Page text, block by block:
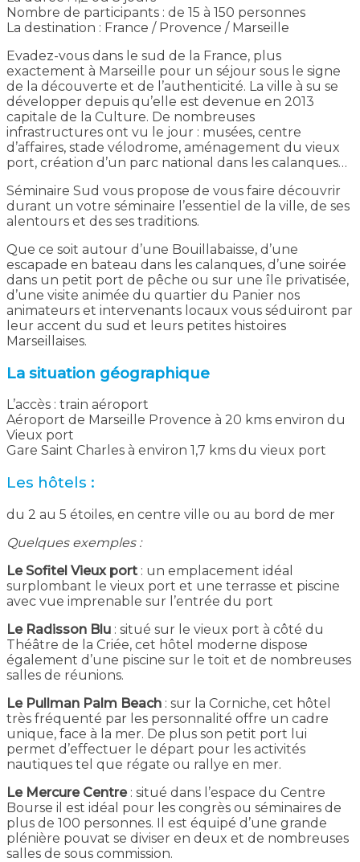
Nombre de participants : de 15 à 150 personnes
La destination : France / Provence / Marseille
Evadez-vous dans le sud de la France, plus
exactement à Marseille pour un séjour sous le signe
de la découverte et de l’authenticité. La ville à su se
développer depuis qu’elle est devenue en 2013
capitale de la Culture. De nombreuses
infrastructures ont vu le jour : musées, centre
d’affaires, stade vélodrome, aménagement du vieux
port, création d’un parc national dans les calanques…
Séminaire Sud vous propose de vous faire découvrir
durant un votre séminaire l’essentiel de la ville, de ses
alentours et des ses traditions.
Que ce soit autour d’une Bouillabaisse, d’une
escapade en bateau dans les calanques, d’une soirée
dans un petit port de pêche ou sur une île privatisée,
d’une visite animée du quartier du Panier nos
animateurs et intervenants locaux vous séduiront par
leur accent du sud et leurs petites histoires
Marseillaises.
La situation géographique
L’accès : train aéroport
Aéroport de Marseille Provence à 20 kms environ du
Vieux port
Gare Saint Charles à environ 1,7 kms du vieux port
Les hôtels :
du 2 au 5 étoiles, en centre ville ou au bord de mer
Quelques exemples :
Le Sofitel Vieux port : un emplacement idéal
surplombant le vieux port et une terrasse et piscine
avec vue imprenable sur l’entrée du port
Le Radisson Blu : situé sur le vieux port à côté du
Théâtre de la Criée, cet hôtel moderne dispose
également d’une piscine sur le toit et de nombreuses
salles de réunions.
Le Pullman Palm Beach : sur la Corniche, cet hôtel
très fréquenté par les personnalité offre un cadre
unique, face à la mer. De plus son petit port lui
permet d’effectuer le départ pour les activités
nautiques tel que régate ou rallye en mer.
Le Mercure Centre : situé dans l’espace du Centre
Bourse il est idéal pour les congrès ou séminaires de
plus de 100 personnes. Il est équipé d’une grande
plénière pouvat se diviser en deux et de nombreuses
salles de sous commission.